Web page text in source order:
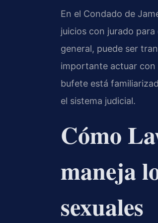
En el Condado de
juicios con jurado
general, puede ser
importante actuar con
bufete está
el sistema judicial.
Cómo
maneja
sexuales